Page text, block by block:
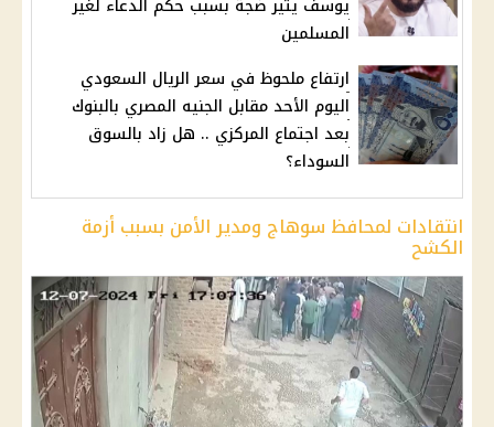
المسلمين
ارتفاع ملحوظ في سعر الريال السعودي
اليوم الأحد مقابل الجنيه المصري بالبنوك
بعد اجتماع المركزي .. هل زاد بالسوق
السوداء؟
انتقادات لمحافظ سوهاج ومدير الأمن بسبب أزمة
الكشح